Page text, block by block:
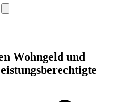
Wohngeld und